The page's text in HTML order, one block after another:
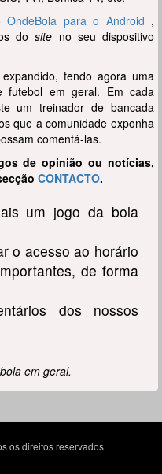
OndeBola para o Android ,
dosite no seu dispositivo
tendo agora uma
futebol em geral. Em cada
um treinador de bancada
que a comunidade exponha
comentá-las.
de opinião ou notícias,
CONTACTO.
um jogo da bola
o acesso ao horário
de forma
dos nossos
em geral.
os direitos reservados.